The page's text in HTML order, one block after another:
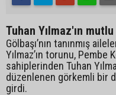
Tuhan Yılmaz'ın
Gölbaşı’nın tanınmış
Yılmaz’ın torunu, Pembe
sahiplerinden Tuhan
düzenlenen görkemli bir
girdi.